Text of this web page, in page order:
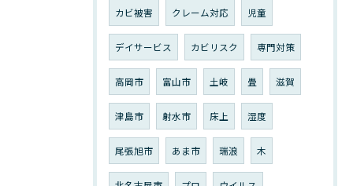
カビ被害 クレーム対応 児童
デイサービス カビリスク 専門対策
高岡市 富山市 土岐 畳 滋賀
津島市 射水市 床上 湿度
尾張旭市 あま市 瑞浪 木